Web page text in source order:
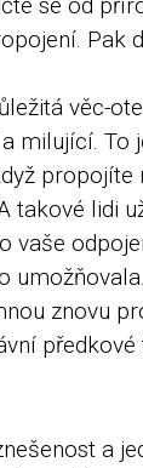
se od
Pak
věc-
milující. To
propojíte
takové lidi
vaše
znovu
a